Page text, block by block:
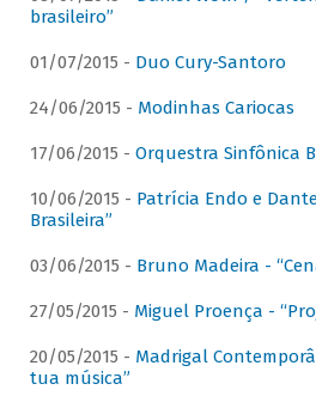
brasileiro”
01/07/2015 - Duo Cury-Santoro
24/06/2015 - Modinhas Cariocas
17/06/2015 - Orquestra Sinfônica
10/06/2015 - Patrícia Endo e
Brasileira”
03/06/2015 - Bruno Madeira -
27/05/2015 - Miguel Proença -
20/05/2015 - Madrigal
tua música”